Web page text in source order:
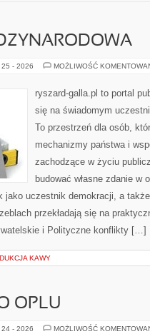
25 - 2026 MOŻLIWOŚĆ
ryszard-galla.pl to portal
się na świadomym
To przestrzeń dla osób,
mechanizmy państwa i
zachodzące w życiu
budować własne zdanie w
jako uczestnik demokracji, a
przekładają się na
i Polityczne konflikty […]
KAWY
OPLU
24 - 2026 MOŻLIWOŚĆ